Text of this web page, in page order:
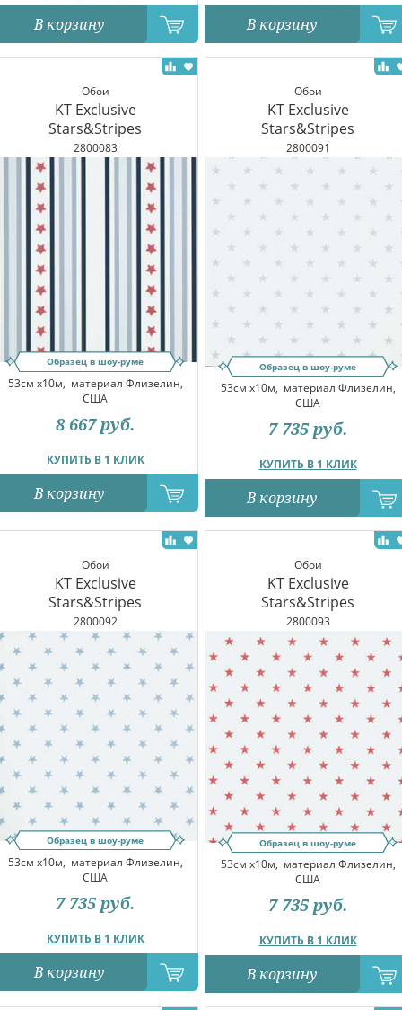
В корзину В корзину
Обои
KT Exclusive
Stars&Stripes
2800083
Образец в шоу-руме
53см x10м, материал Флизелин,
США
КУПИТЬ В 1 КЛИК
8 667 руб.
В корзину
Обои
KT Exclusive
Stars&Stripes
2800091
Образец в шоу-руме
53см x10м, материал Флизелин,
США
КУПИТЬ В 1 КЛИК
7 735 руб.
В корзину
Обои
KT Exclusive
Stars&Stripes
2800092
Образец в шоу-руме
53см x10м, материал Флизелин,
США
КУПИТЬ В 1 КЛИК
7 735 руб.
В корзину
Обои
KT Exclusive
Stars&Stripes
2800093
Образец в шоу-руме
53см x10м, материал Флизелин,
США
КУПИТЬ В 1 КЛИК
7 735 руб.
В корзину